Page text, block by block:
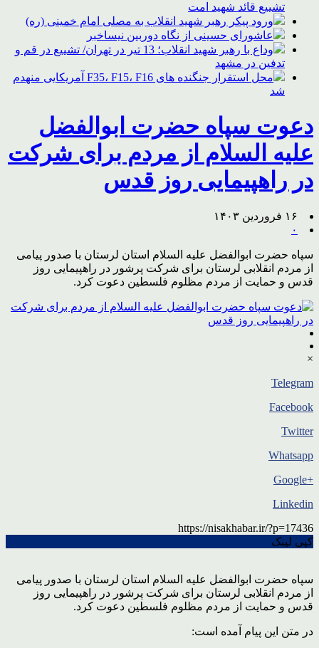
تشییع قائد شهید امت
ورود پیکر رهبر شهید انقلاب به مصلی امام خمینی (ره)
عاشورای حسینی از نگاه دوربین نیساخبر
وداع با رهبر شهید انقلاب؛ 13 تیر در تهران/ تشییع در قم و
تدفین در مشهد
محل استقرار جنگنده های F35، F15، F16 آمریکایی منهدم
شد
دعوت سپاه حضرت ابوالفضل
علیه السلام از مردم برای شرکت
در راهپیمایی روز قدس
۱۶ فروردین ۱۴۰۳
۰
سپاه حضرت ابوالفضل علیه السلام استان لرستان با صدور پیامی
از مردم انقلابی لرستان برای شرکت پرشور در راهپیمایی روز
قدس و حمایت از مردم مظلوم فلسطین دعوت کرد.
×
Telegram
Facebook
Twitter
Whatsapp
+Google
Linkedin
https://nisakhabar.ir/?p=17436
کپی لینک
سپاه حضرت ابوالفضل علیه السلام استان لرستان با صدور پیامی
از مردم انقلابی لرستان برای شرکت پرشور در راهپیمایی روز
قدس و حمایت از مردم مظلوم فلسطین دعوت کرد.
در متن این پیام آمده است: